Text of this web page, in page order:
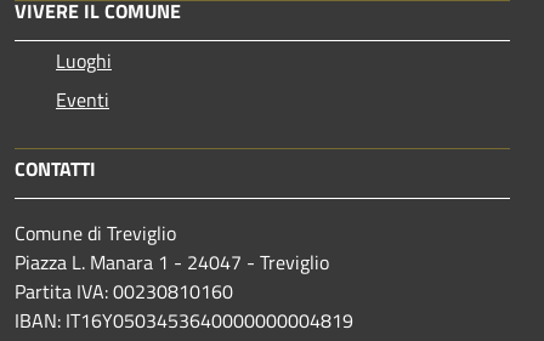
VIVERE IL COMUNE
Luoghi
Eventi
CONTATTI
Comune di Treviglio
Piazza L. Manara 1 - 24047 - Treviglio
Partita IVA: 00230810160
IBAN: IT16Y0503453640000000004819